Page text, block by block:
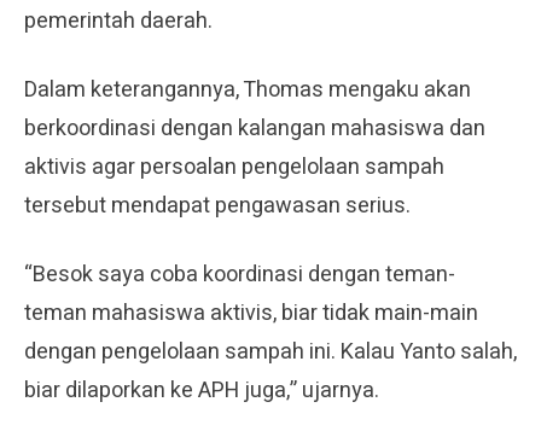
pemerintah daerah.
Dalam keterangannya, Thomas mengaku akan
berkoordinasi dengan kalangan mahasiswa dan
aktivis agar persoalan pengelolaan sampah
tersebut mendapat pengawasan serius.
“Besok saya coba koordinasi dengan teman-
teman mahasiswa aktivis, biar tidak main-main
dengan pengelolaan sampah ini. Kalau Yanto salah,
biar dilaporkan ke APH juga,” ujarnya.